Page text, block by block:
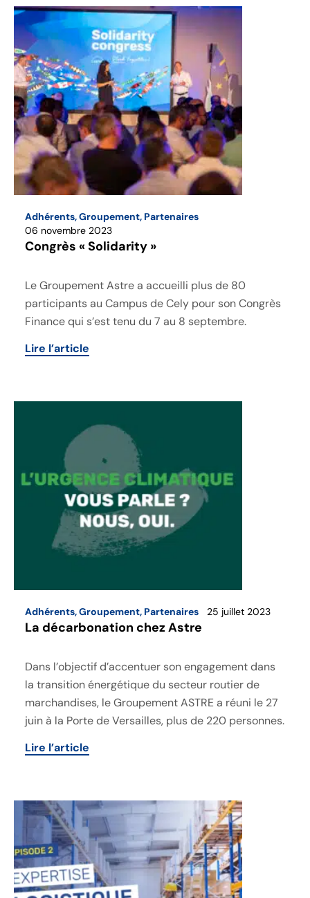
Adhérents,Groupement, Partenaires
06 novembre 2023
Congrès « Solidarity »
Le Groupement Astre a accueilli plus de 80
participants au Campus de Cely pour son Congrès
Finance qui s’est tenu du 7 au 8 septembre.
Lire l’article
Adhérents,Groupement, Partenaires 25 juillet 2023
La décarbonation chez Astre
Dans l’objectif d’accentuer son engagement dans
la transition énergétique du secteur routier de
marchandises, le Groupement ASTRE a réuni le 27
juin à la Porte de Versailles, plus de 220 personnes.
Lire l’article